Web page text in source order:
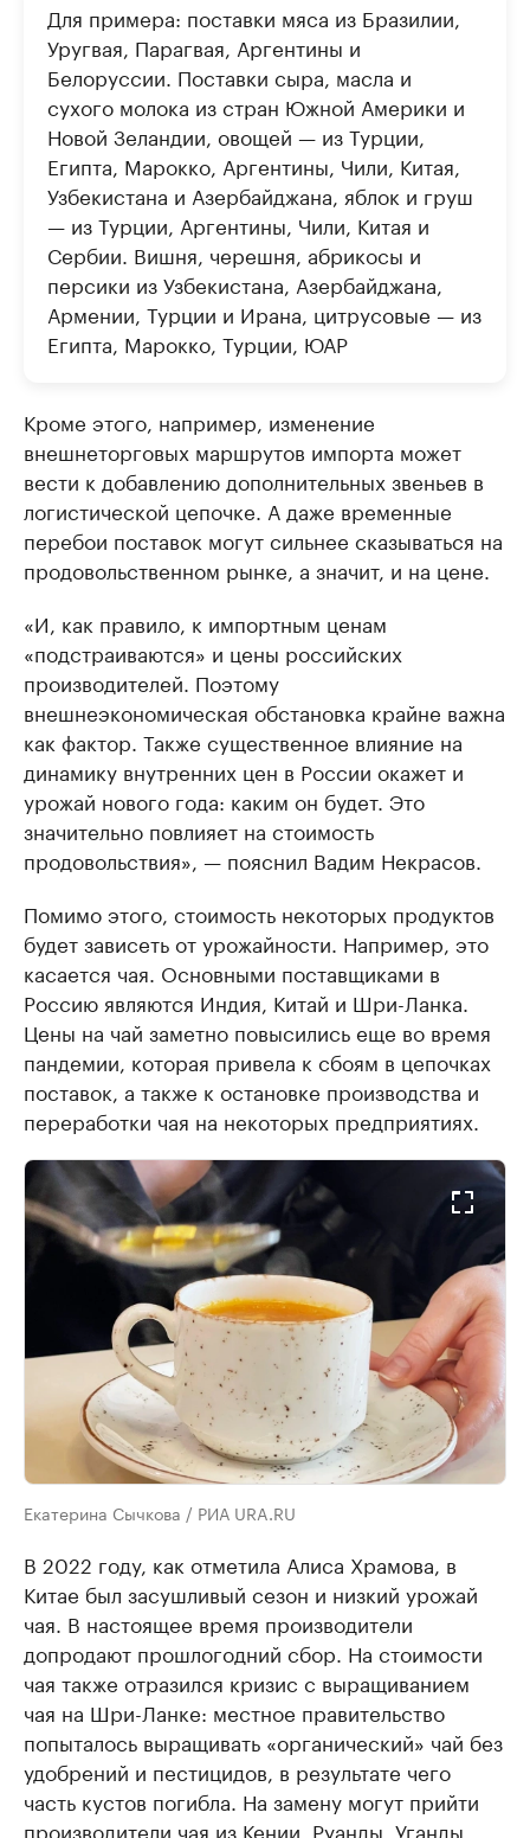
Для примера: поставки мяса из Бразилии,
Уругвая, Парагвая, Аргентины и
Белоруссии. Поставки сыра, масла и
сухого молока из стран Южной Америки и
Новой Зеландии, овощей — из Турции,
Египта, Марокко, Аргентины, Чили, Китая,
Узбекистана и Азербайджана, яблок и груш
— из Турции, Аргентины, Чили, Китая и
Сербии. Вишня, черешня, абрикосы и
персики из Узбекистана, Азербайджана,
Армении, Турции и Ирана, цитрусовые — из
Египта, Марокко, Турции, ЮАР
Кроме этого, например, изменение
внешнеторговых маршрутов импорта может
вести к добавлению дополнительных звеньев в
логистической цепочке. А даже временные
перебои поставок могут сильнее сказываться на
продовольственном рынке, а значит, и на цене.
«И, как правило, к импортным ценам
«подстраиваются» и цены российских
производителей. Поэтому
внешнеэкономическая обстановка крайне важна
как фактор. Также существенное влияние на
динамику внутренних цен в России окажет и
урожай нового года: каким он будет. Это
значительно повлияет на стоимость
продовольствия», — пояснил Вадим Некрасов.
Помимо этого, стоимость некоторых продуктов
будет зависеть от урожайности. Например, это
касается чая. Основными поставщиками в
Россию являются Индия, Китай и Шри-Ланка.
Цены на чай заметно повысились еще во время
пандемии, которая привела к сбоям в цепочках
поставок, а также к остановке производства и
переработки чая на некоторых предприятиях.
Екатерина Сычкова / РИА URA.RU
В 2022 году, как отметила Алиса Храмова, в
Китае был засушливый сезон и низкий урожай
чая. В настоящее время производители
допродают прошлогодний сбор. На стоимости
чая также отразился кризис с выращиванием
чая на Шри-Ланке: местное правительство
попыталось выращивать «органический» чай без
удобрений и пестицидов, в результате чего
часть кустов погибла. На замену могут прийти
производители чая из Кении, Руанды, Уганды,